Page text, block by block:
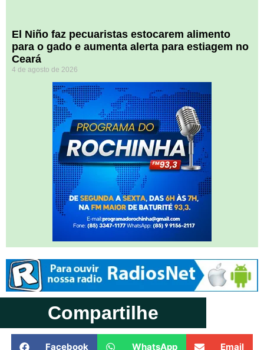
El Niño faz pecuaristas estocarem alimento
para o gado e aumenta alerta para estiagem no
Ceará
4 de agosto de 2026
Compartilhe
Facebook WhatsApp Email